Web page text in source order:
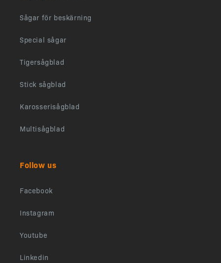
Sågar för beskärning
Special sågar
Tigersågblad
Stick sågblad
Karosserisågblad
Multisågblad
Follow us
Facebook
Instagram
Youtube
Linkedin